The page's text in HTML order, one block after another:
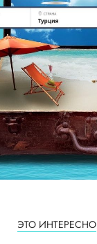
ЭТО ИНТЕРЕСНО